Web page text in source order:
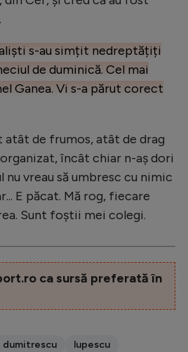
s-au simțit nedreptățiți
de duminică. Cel mai
Ganea. Vi s-a părut corect
de frumos, atât de drag
încât chiar n-aș dori
nu vreau să umbresc cu nimic
E păcat. Mă rog, fiecare
Sunt foștii mei colegi.
ca sursă preferată în
dumitrescu lupescu